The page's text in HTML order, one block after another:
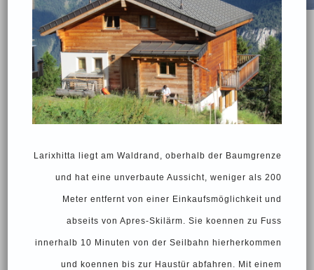
Larixhitta liegt am Waldrand, oberhalb der Baumgrenze
und hat eine unverbaute Aussicht, weniger als 200
Meter entfernt von einer Einkaufsmöglichkeit und
abseits von Apres-Skilärm. Sie koennen zu Fuss
innerhalb 10 Minuten von der Seilbahn hierherkommen
und koennen bis zur Haustür abfahren. Mit einem